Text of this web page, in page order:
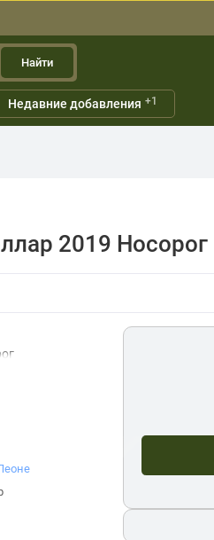
Найти
Недавние добавления +1
2019 Носорог